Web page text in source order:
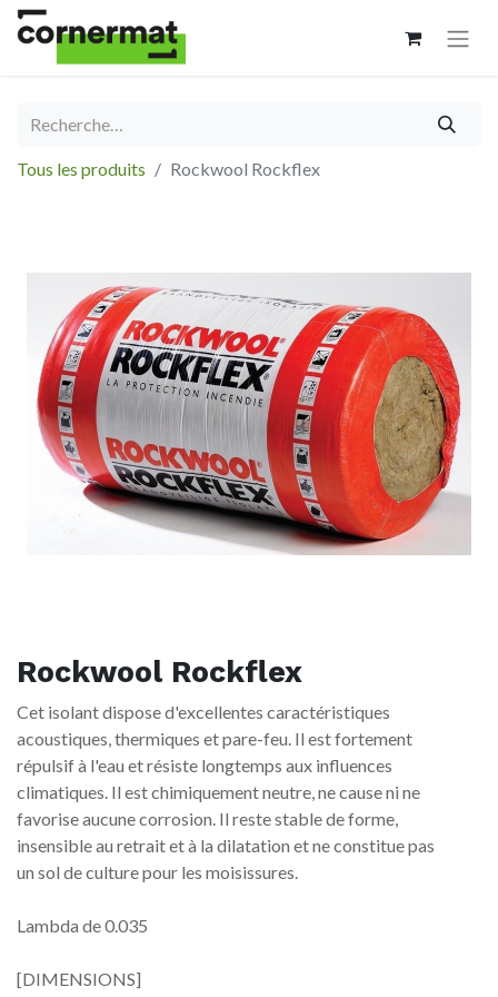
Tous les produits Rockwool Rockflex
Rockwool Rockflex
Cet isolant dispose d'excellentes caractéristiques
acoustiques, thermiques et pare-feu. Il est fortement
répulsif à l'eau et résiste longtemps aux influences
climatiques. Il est chimiquement neutre, ne cause ni ne
favorise aucune corrosion. Il reste stable de forme,
insensible au retrait et à la dilatation et ne constitue pas
un sol de culture pour les moisissures.
Lambda de 0.035
[DIMENSIONS]